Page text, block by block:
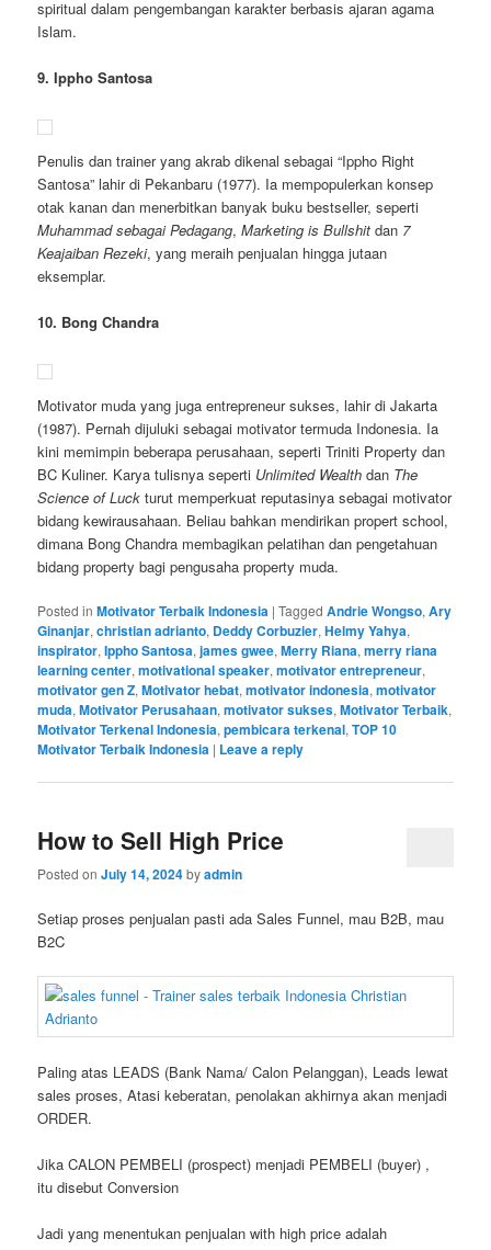
spiritual dalam pengembangan karakter berbasis ajaran agama
Islam.
9. Ippho Santosa
Penulis dan trainer yang akrab dikenal sebagai “Ippho Right
Santosa” lahir di Pekanbaru (1977). Ia mempopulerkan konsep
otak kanan dan menerbitkan banyak buku bestseller, seperti
Muhammad sebagai Pedagang,Marketing is Bullshit dan 7
Keajaiban Rezeki, yang meraih penjualan hingga jutaan
eksemplar.
10. Bong Chandra
Motivator muda yang juga entrepreneur sukses, lahir di Jakarta
(1987). Pernah dijuluki sebagai motivator termuda Indonesia. Ia
kini memimpin beberapa perusahaan, seperti Triniti Property dan
BC Kuliner. Karya tulisnya seperti Unlimited Wealth dan The
Science of Luck turut memperkuat reputasinya sebagai motivator
bidang kewirausahaan. Beliau bahkan mendirikan propert school,
dimana Bong Chandra membagikan pelatihan dan pengetahuan
bidang property bagi pengusaha property muda.
Posted in Motivator Terbaik Indonesia |Tagged Andrie Wongso,Ary
Ginanjar,christian adrianto, Deddy Corbuzier,Helmy Yahya,
inspirator,Ippho Santosa,james gwee,Merry Riana,merry riana
learning center,motivational speaker,motivator entrepreneur,
motivator gen Z,Motivator hebat,motivator indonesia,motivator
muda,Motivator Perusahaan,motivator sukses,Motivator Terbaik,
Motivator Terkenal Indonesia,pembicara terkenal,TOP 10
Motivator Terbaik Indonesia | Leave a reply
How to Sell High Price
Posted onJuly 14, 2024byadmin
Setiap proses penjualan pasti ada Sales Funnel, mau B2B, mau
B2C
Paling atas LEADS (Bank Nama/ Calon Pelanggan), Leads lewat
sales proses, Atasi keberatan, penolakan akhirnya akan menjadi
ORDER.
Jika CALON PEMBELI (prospect) menjadi PEMBELI (buyer) ,
itu disebut Conversion
Jadi yang menentukan penjualan with high price adalah